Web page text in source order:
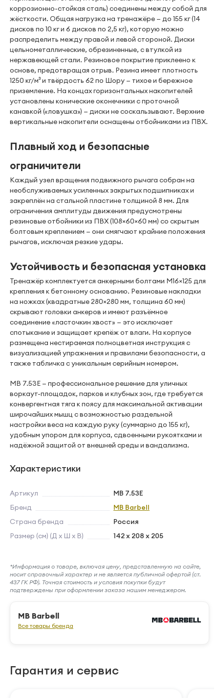
коррозионно-стойкая сталь) соединены между собой для
жёсткости. Общая нагрузка на тренажёре — до 155 кг (14
дисков по 10 кг и 6 дисков по 2,5 кг), которую можно
распределить между правой и левой стороной. Диски
цельнометаллические, обрезиненные, с втулкой из
нержавеющей стали. Резиновое покрытие приклеено к
основе, предотвращая отрыв. Резина имеет плотность
1250 кг/м³ и твёрдость 62 по Шору — тихое и бережное
приземление. На концах горизонтальных накопителей
установлены конические оконечники с проточной
канавкой («ловушка») — диски не соскальзывают. Верхние
вертикальные накопители оснащены отбойниками из ПВХ.
Плавный ход и безопасные
ограничители
Каждый узел вращения подвижного рычага собран на
необслуживаемых усиленных закрытых подшипниках и
закреплён на стальной пластине толщиной 8 мм. Для
ограничения амплитуды движения предусмотрены
резиновые отбойники из ПВХ (108×60×60 мм) со скрытым
болтовым креплением — они смягчают крайние положения
рычагов, исключая резкие удары.
Устойчивость и безопасная установка
Тренажёр комплектуется анкерными болтами М16×125 для
крепления к бетонному основанию. Резиновые накладки
на ножках (квадратные 280×280 мм, толщина 60 мм)
скрывают головки анкеров и имеют разъёмное
соединение «ласточкин хвост» — это исключает
спотыкание и защищает крепёж от влаги. На корпусе
размещена нестираемая полноцветная инструкция с
визуализацией упражнения и правилами безопасности, а
также табличка с уникальным серийным номером.
MB 7.53E — профессиональное решение для уличных
воркаут-площадок, парков и клубных зон, где требуется
конвергентная тяга к поясу для максимальной активации
широчайших мышц с возможностью раздельной
настройки веса на каждую руку (суммарно до 155 кг),
удобным упором для корпуса, сдвоенными рукоятками и
надёжной защитой от внешней среды и вандализма.
Характеристики
Артикул
MB 7.53E
Бренд
MB Barbell
Страна бренда
Россия
Размер (см) (Д х Ш х В)
142 x 208 x 205
*Информация о товаре, включая цену, представленную на сайте,
носит справочный характер и не является публичной офертой (ст.
437 ГК РФ). Точная стоимость и условия покупки будут
подтверждены при оформлении заказа нашим менеджером.
MB Barbell
Все товары бренда
Гарантия и сервис